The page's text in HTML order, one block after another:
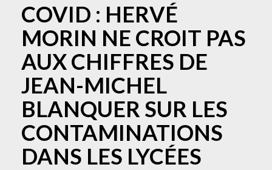
COVID : HERVÉ
MORIN NE CROIT PAS
AUX CHIFFRES DE
JEAN-MICHEL
BLANQUER SUR LES
CONTAMINATIONS
DANS LES LYCÉES